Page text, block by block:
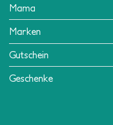
Mama
Marken
Gutschein
Geschenke